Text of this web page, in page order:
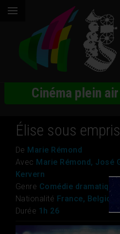
Cinéma plein
Élise sous
De Marie Rémond
Avec Marie Rémond, José
Kervern
Genre Comédie dramatique
Nationalité France, Belgique
Durée 1h 26